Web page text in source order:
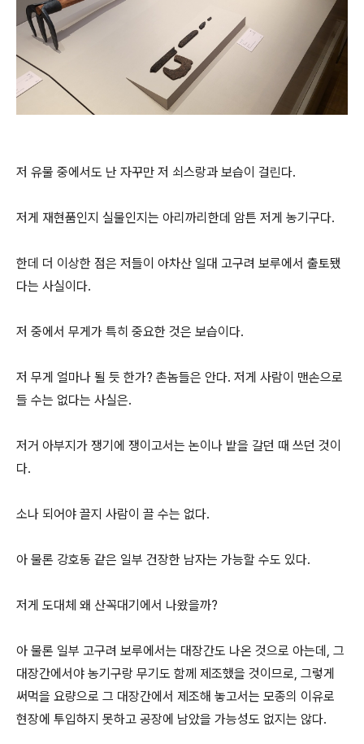
저 유물 중에서도 난 자꾸만 저 쇠스랑과 보습이 걸린다.
저게 재현품인지 실물인지는 아리까리한데 암튼 저게 농기구다.
한데 더 이상한 점은 저들이 아차산 일대 고구려 보루에서 출토됐
다는 사실이다.
저 중에서 무게가 특히 중요한 것은 보습이다.
저 무게 얼마나 될 듯 한가? 촌놈들은 안다. 저게 사람이 맨손으로
들 수는 없다는 사실은.
저거 아부지가 쟁기에 쟁이고서는 논이나 밭을 갈던 때 쓰던 것이
다.
소나 되어야 끌지 사람이 끌 수는 없다.
아 물론 강호동 같은 일부 건장한 남자는 가능할 수도 있다.
저게 도대체 왜 산꼭대기에서 나왔을까?
아 물론 일부 고구려 보루에서는 대장간도 나온 것으로 아는데, 그
대장간에서야 농기구랑 무기도 함께 제조했을 것이므로, 그렇게
써먹을 요량으로 그 대장간에서 제조해 놓고서는 모종의 이유로
현장에 투입하지 못하고 공장에 남았을 가능성도 없지는 않다.